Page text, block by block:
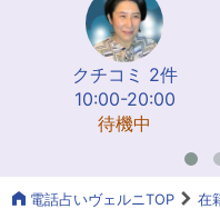
クチコミ 2件
10:00-20:00
待機中
電話占いヴェルニTOP 在